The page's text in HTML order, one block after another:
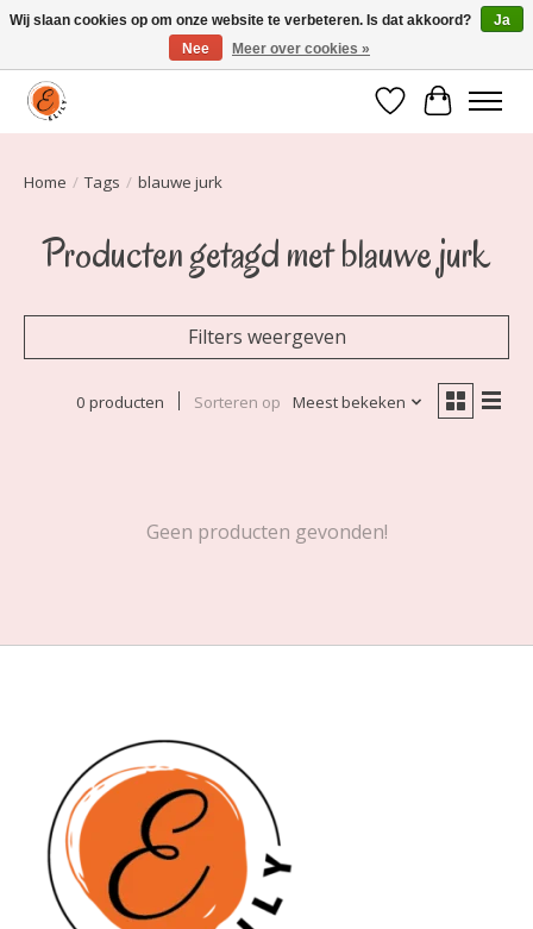
Elily is er om jou te laten stralen! Mode vanaf maat 34 t/m 54
Verlanglijst
Home / Tags / blauwe jurk
Producten getagd met blauwe jurk
Filters weergeven
0 producten Sorteren op Meest bekeken
Geen producten gevonden!
Wij slaan cookies op om onze website te verbeteren. Is dat akkoord?
Ja
Nee
Meer over cookies »